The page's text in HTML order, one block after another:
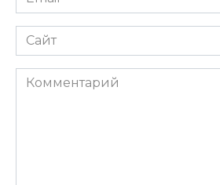
*
Сайт
Комментарий